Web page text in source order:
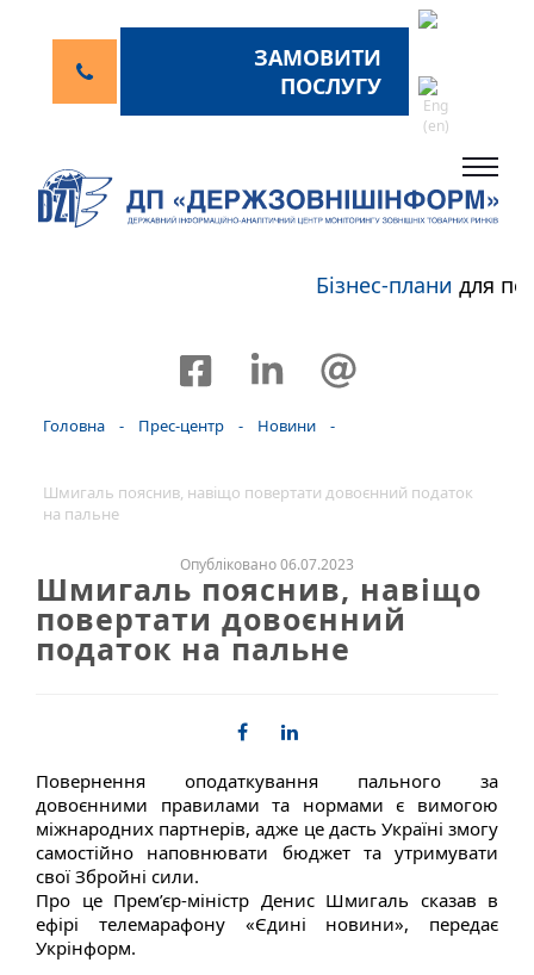
ЗАМОВИТИ
ПОСЛУГУ
Бізнес-планидля
Головна - Прес-центр - Новини -
Шмигаль пояснив, навіщо повертати довоєнний податок
на пальне
Опубліковано 06.07.2023
Шмигаль пояснив, навіщо
повертати довоєнний
податок на пальне
Повернення оподаткування пального за
довоєнними правилами та нормами є вимогою
міжнародних партнерів, адже це дасть Україні змогу
самостійно наповнювати бюджет та утримувати
свої Збройні сили.
Про це Прем’єр-міністр Денис Шмигаль сказав в
ефірі телемарафону «Єдині новини», передає
Укрінформ.